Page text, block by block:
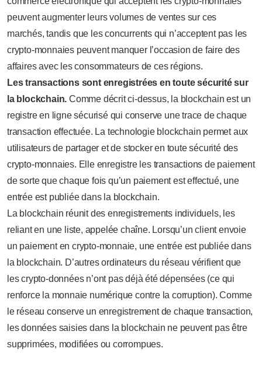
peuvent augmenter leurs volumes de ventes sur ces
marchés, tandis que les concurrents qui n’acceptent pas les
crypto-monnaies peuvent manquer l’occasion de faire des
affaires avec les consommateurs de ces régions.
Les transactions sont enregistrées en toute sécurité sur
la blockchain. Comme décrit ci-dessus, la blockchain est un
registre en ligne sécurisé qui conserve une trace de chaque
transaction effectuée. La technologie blockchain permet aux
utilisateurs de partager et de stocker en toute sécurité des
crypto-monnaies. Elle enregistre les transactions de paiement
de sorte que chaque fois qu’un paiement est effectué, une
entrée est publiée dans la blockchain.
La blockchain réunit des enregistrements individuels, les
reliant en une liste, appelée chaîne. Lorsqu’un client envoie
un paiement en crypto-monnaie, une entrée est publiée dans
la blockchain. D’autres ordinateurs du réseau vérifient que
les crypto-données n’ont pas déjà été dépensées (ce qui
renforce la monnaie numérique contre la corruption). Comme
le réseau conserve un enregistrement de chaque transaction,
les données saisies dans la blockchain ne peuvent pas être
supprimées, modifiées ou corrompues.